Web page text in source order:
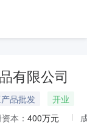
有限公司
品批发
开业
本： 400万元